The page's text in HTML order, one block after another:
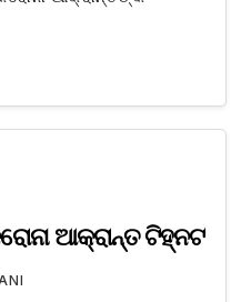
ଆକ୍ରାନ୍ତ ଟିହ୍ନଟ